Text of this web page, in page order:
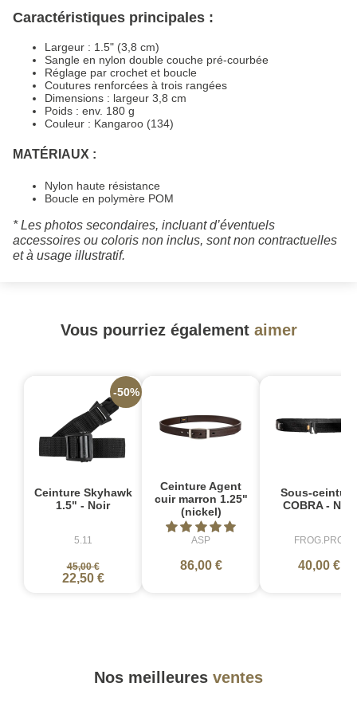
Caractéristiques principales :
Largeur : 1.5" (3,8 cm)
Sangle en nylon double couche pré-courbée
Réglage par crochet et boucle
Coutures renforcées à trois rangées
Dimensions : largeur 3,8 cm
Poids : env. 180 g
Couleur : Kangaroo (134)
MATÉRIAUX :
Nylon haute résistance
Boucle en polymère POM
* Les photos secondaires, incluant d’éventuels
accessoires ou coloris non inclus, sont non contractuelles
et à usage illustratif.
Vous pourriez également aimer
Ceinture Skyhawk
1.5" - Noir
5.11
45,00 €
22,50 €
-50%
Ceinture Agent
cuir marron 1.25"
(nickel)
ASP
86,00 €
Sous-ceinture
COBRA - Noir
FROG.PRO
40,00 €
Nos meilleures ventes